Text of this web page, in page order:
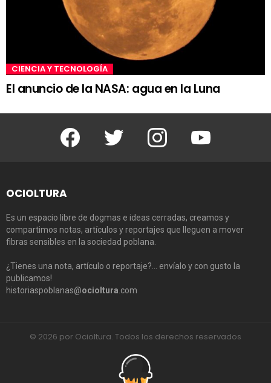
CIENCIA Y TECNOLOGÍA
El anuncio de la NASA: agua en la Luna
Facebook Twitter Instagram Youtube
OCIOLTURA
Es un espacio libre de dogmas e ideas cerradas, creamos y
compartimos notas, artículos y reportajes que lleguen a mover
fibras sensibles en la sociedad poblana.
¿Tienes una nota, artículo o reportaje?… envíalo y con gusto la
publicamos!
historiaspoblanas@ocioltura .com
© 2026 por Ocioltura. Todos los derechos reservados